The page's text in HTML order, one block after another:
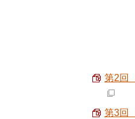
第2回
第3回